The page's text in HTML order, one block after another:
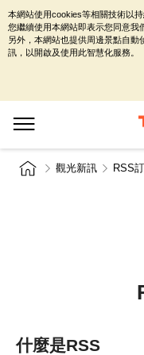
觀光新訊 RSS
什麼是RSS
本網站使用cookies等相關技術以
您繼續使用本網站即表示您同意我
另外，本網站也提供周邊景點自
訊，以開啟及使用此智慧化服務。